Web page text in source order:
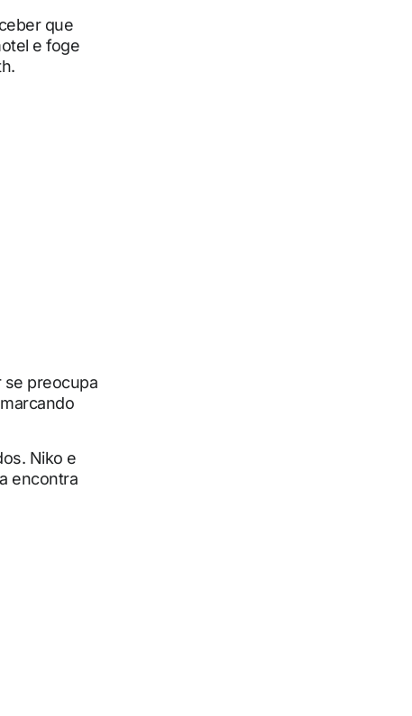
que
e foge
se preocupa
Niko e
encontra